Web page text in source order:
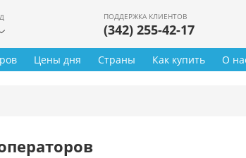
ПОДДЕРЖКА КЛИЕНТОВ
(342) 255-42-17
Цены дня Страны Как купить О